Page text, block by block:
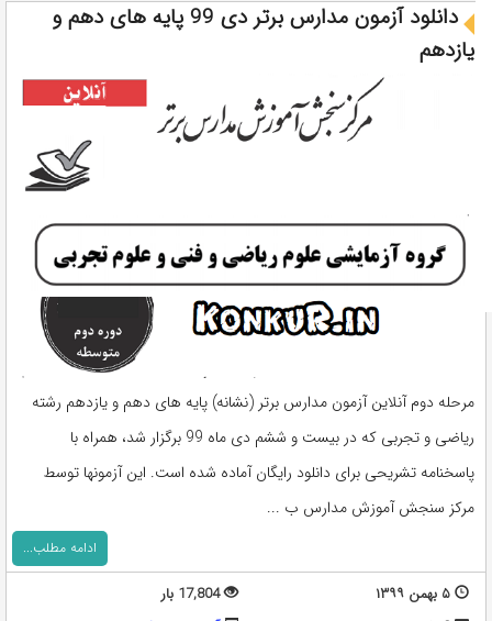
دانلود آزمون مدارس برتر دی 99 پایه های دهم و
یازدهم
مرحله دوم آنلاین آزمون مدارس برتر (نشانه) پایه های دهم و یازدهم رشته
ریاضی و تجربی که در بیست و ششم دی ماه 99 برگزار شد، همراه با
پاسخنامه تشریحی برای دانلود رایگان آماده شده است. این آزمونها توسط
مرکز سنجش آموزش مدارس ب ...
ادامه مطلب...
۵ بهمن ۱۳۹۹
17,804 بار